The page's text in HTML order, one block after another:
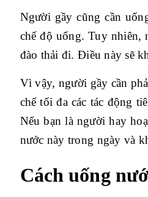
Người gầy cũng cần
chế độ uống. Tuy nhiên,
đào thải đi. Điều này sẽ
Vì vậy, người gầy cần
chế tối đa các tác động
Nếu bạn là người hay
nước này trong ngày và
Cách uống